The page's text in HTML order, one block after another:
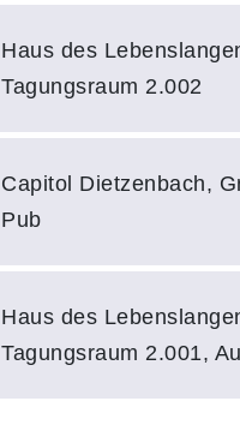
Haus des
Tagungsraum 2.002
Capitol Dietzenbach,
Pub
Haus des
Tagungsraum 2.001,